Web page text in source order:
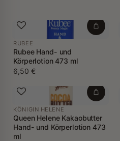
RUBEE
Rubee Hand- und
Körperlotion 473 ml
6,50 €
KÖNIGIN HELENE
Queen Helene Kakaobutter
Hand- und Körperlotion 473
ml